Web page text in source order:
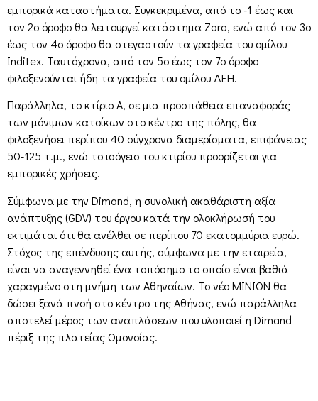
εμπορικά καταστήματα. Συγκεκριμένα, από το -1 έως και
τον 2ο όροφο θα λειτουργεί κατάστημα Zara, ενώ από τον 3ο
έως τον 4ο όροφο θα στεγαστούν τα γραφεία του ομίλου
Inditex. Ταυτόχρονα, από τον 5ο έως τον 7ο όροφο
φιλοξενούνται ήδη τα γραφεία του ομίλου ΔΕΗ.
Παράλληλα, το κτίριο Α, σε μια προσπάθεια επαναφοράς
των μόνιμων κατοίκων στο κέντρο της πόλης, θα
φιλοξενήσει περίπου 40 σύγχρονα διαμερίσματα, επιφάνειας
50-125 τ.μ., ενώ το ισόγειο του κτιρίου προορίζεται για
εμπορικές χρήσεις.
Σύμφωνα με την Dimand, η συνολική ακαθάριστη αξία
ανάπτυξης (GDV) του έργου κατά την ολοκλήρωσή του
εκτιμάται ότι θα ανέλθει σε περίπου 70 εκατομμύρια ευρώ.
Στόχος της επένδυσης αυτής, σύμφωνα με την εταιρεία,
είναι να αναγεννηθεί ένα τοπόσημο το οποίο είναι βαθιά
χαραγμένο στη μνήμη των Αθηναίων. Το νέο ΜΙΝΙΟΝ θα
δώσει ξανά πνοή στο κέντρο της Αθήνας, ενώ παράλληλα
αποτελεί μέρος των αναπλάσεων που υλοποιεί η Dimand
πέριξ της πλατείας Ομονοίας.